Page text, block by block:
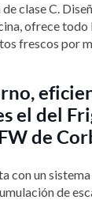
clase C.
ofrece todo
frescos por
el del
de
con un
de